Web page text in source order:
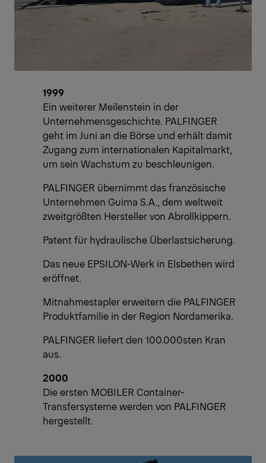
1999
Ein weiterer Meilenstein in der
Unternehmensgeschichte. PALFINGER
geht im Juni an die Börse und erhält damit
Zugang zum internationalen Kapitalmarkt,
um sein Wachstum zu beschleunigen.
PALFINGER übernimmt das französische
Unternehmen Guima S.A., dem weltweit
zweitgrößten Hersteller von Abrollkippern.
Patent für hydraulische Überlastsicherung.
Das neue EPSILON-Werk in Elsbethen wird
eröffnet.
Mitnahmestapler erweitern die PALFINGER
Produktfamilie in der Region Nordamerika.
PALFINGER liefert den 100.000sten Kran
aus.
2000
Die ersten MOBILER Container-
Transfersysteme werden von PALFINGER
hergestellt.